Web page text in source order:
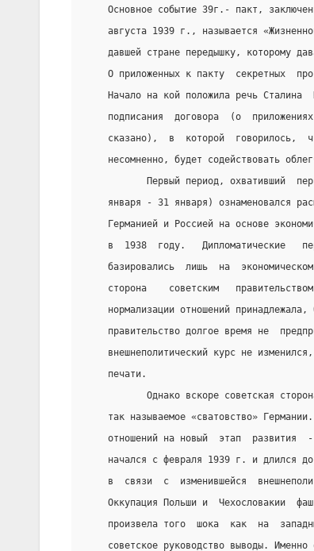
Основное событие 39г.- пакт,
августа 1939 г., называется
давшей стране передышку, которому
О приложенных к пакту  секретных
Начало на кой положила речь Сталина
подписания  договора  (о
сказано),  в  которой  говорилось,
несомненно, будет содействовать
Первый период, охвативший
января - 31 января) ознаменовался
Германией и Россией на основе
в  1938  году.   Дипломатические
базировались  лишь  на
сторона    советским
нормализации отношений принадлежала,
правительство долгое время не
внешнеполитический курс не
    печати.
Однако вскоре советская
так называемое «сватовство»
отношений на новый  этап  развития
начался с февраля 1939 г. и длился
в  связи  с  изменившейся
Оккупация Польши и  Чехословакии
произвела того  шока  как  на
советское руководство выводы. Именно